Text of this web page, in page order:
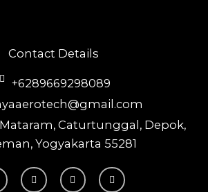
Contact Details
+6289669298089
Caturtunggal, Depok,
Yogyakarta 55281
I
n
F
a
Y
o